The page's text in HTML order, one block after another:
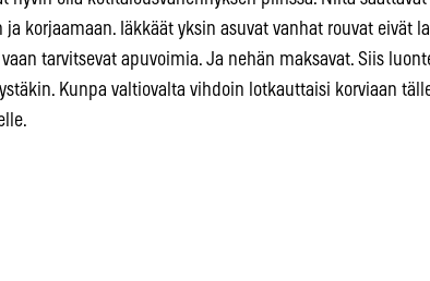
korjaamaan. Iäkkäät yksin asuvat vanhat rouvat eivät
tarvitsevat apuvoimia. Ja nehän maksavat. Siis
Kunpa valtiovalta vihdoin lotkauttaisi korviaan